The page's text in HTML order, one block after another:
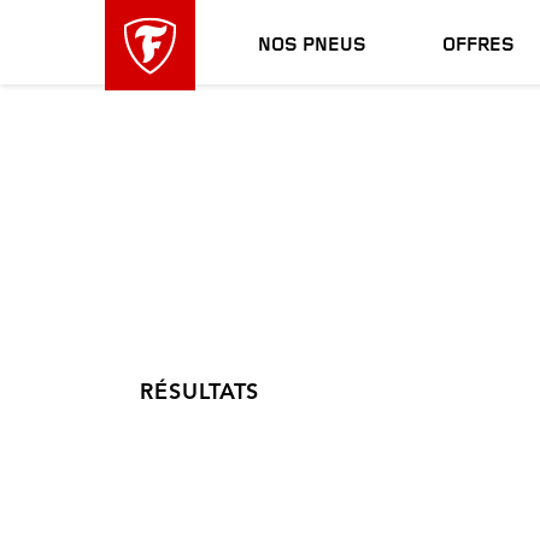
NOS PNEUS OFFRES
skipped
RÉSULTATS